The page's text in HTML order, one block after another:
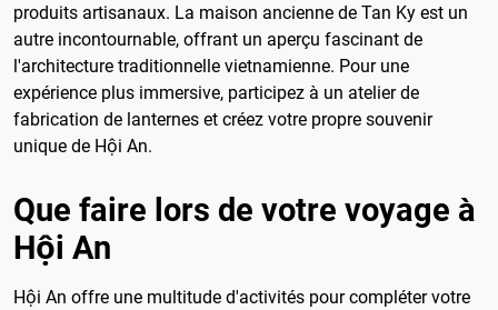
produits artisanaux. La maison ancienne de Tan Ky est un
autre incontournable, offrant un aperçu fascinant de
l'architecture traditionnelle vietnamienne. Pour une
expérience plus immersive, participez à un atelier de
fabrication de lanternes et créez votre propre souvenir
unique de Hội An.
Que faire lors de votre voyage à
Hội An
Hội An offre une multitude d'activités pour compléter votre